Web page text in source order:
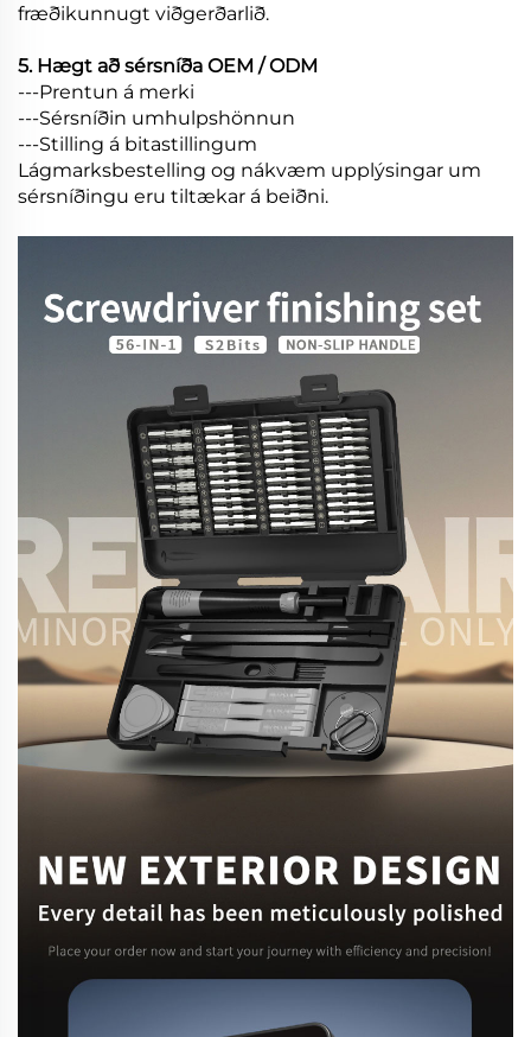
fræðikunnugt viðgerðarlið.
5. Hægt að sérsníða OEM / ODM
---Prentun á merki
---Sérsníðin umhulpshönnun
---Stilling á bitastillingum
Lágmarksbestelling og nákvæm upplýsingar um
sérsníðingu eru tiltækar á beiðni.